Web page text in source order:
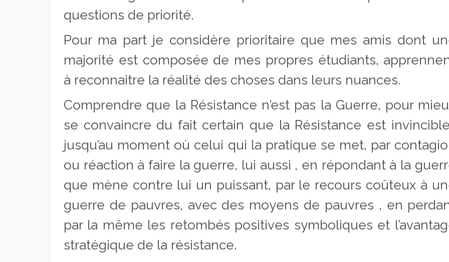
questions de priorité.
Pour ma part je considère prioritaire que mes amis dont
majorité est composée de mes propres étudiants,
à reconnaitre la réalité des choses dans leurs nuances.
Comprendre que la Résistance n’est pas la Guerre, pour
se convaincre du fait certain que la Résistance est
jusqu’au moment où celui qui la pratique se met, par
ou réaction à faire la guerre, lui aussi , en répondant à la
que mène contre lui un puissant, par le recours coûteux à
guerre de pauvres, avec des moyens de pauvres , en
par la même les retombés positives symboliques et
stratégique de la résistance.